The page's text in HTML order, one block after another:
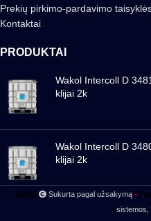
Prekių pirkimo-pardavimo
Kontaktai
PRODUKTAI
Wakol Intercoll D
klijai 2k
Wakol Intercoll D
klijai 2k
Siteks Sukurta pagal užsakymą -
sistemos,